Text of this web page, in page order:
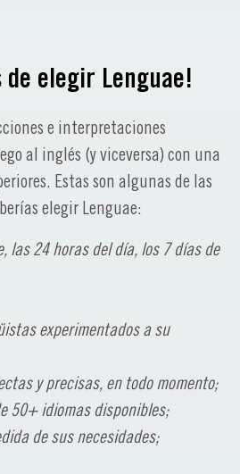
de elegir Lenguae!
e interpretaciones
al inglés (y viceversa) con una
Estas son algunas de las
elegir Lenguae:
las 24 horas del día, los 7 días de
experimentados a su
y precisas, en todo momento;
50+ idiomas disponibles;
de sus necesidades;